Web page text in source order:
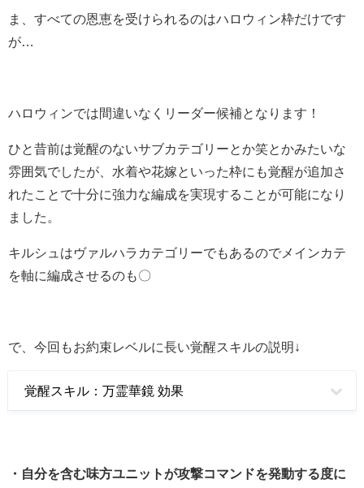
ま、すべての恩恵を受けられるのはハロウィン枠だけです
が…
ハロウィンでは間違いなくリーダー候補となります！
ひと昔前は覚醒のないサブカテゴリーとか笑とかみたいな
雰囲気でしたが、水着や花嫁といった枠にも覚醒が追加さ
れたことで十分に強力な編成を実現することが可能になり
ました。
キルシュはヴァルハラカテゴリーでもあるのでメインカテ
を軸に編成させるのも〇
で、今回もお約束レベルに長い覚醒スキルの説明↓
覚醒スキル：万霊華鏡 効果
・自分を含む味方ユニットが攻撃コマンドを発動する度に